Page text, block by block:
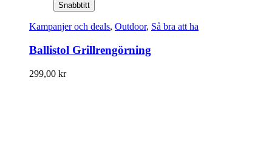
Snabbtitt
Kampanjer och deals, Outdoor, Så bra att ha
Ballistol Grillrengörning
299,00 kr